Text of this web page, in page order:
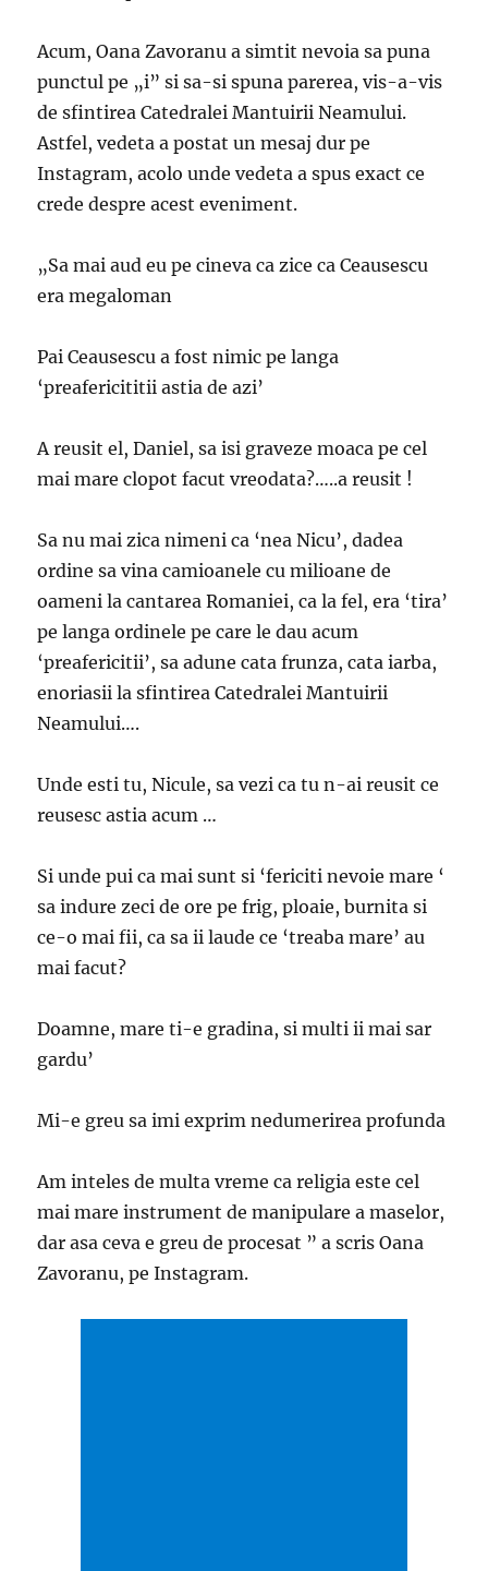
Acum, Oana Zavoranu a simtit nevoia sa puna
punctul pe „i” si sa-si spuna parerea, vis-a-vis
de sfintirea Catedralei Mantuirii Neamului.
Astfel, vedeta a postat un mesaj dur pe
Instagram, acolo unde vedeta a spus exact ce
crede despre acest eveniment.
„Sa mai aud eu pe cineva ca zice ca Ceausescu
era megaloman
Pai Ceausescu a fost nimic pe langa
‘preafericititii astia de azi’
A reusit el, Daniel, sa isi graveze moaca pe cel
mai mare clopot facut vreodata?…..a reusit !
Sa nu mai zica nimeni ca ‘nea Nicu’, dadea
ordine sa vina camioanele cu milioane de
oameni la cantarea Romaniei, ca la fel, era ‘tira’
pe langa ordinele pe care le dau acum
‘preafericitii’, sa adune cata frunza, cata iarba,
enoriasii la sfintirea Catedralei Mantuirii
Neamului….
Unde esti tu, Nicule, sa vezi ca tu n-ai reusit ce
reusesc astia acum …
Si unde pui ca mai sunt si ‘fericiti nevoie mare ‘
sa indure zeci de ore pe frig, ploaie, burnita si
ce-o mai fii, ca sa ii laude ce ‘treaba mare’ au
mai facut?
Doamne, mare ti-e gradina, si multi ii mai sar
gardu’
Mi-e greu sa imi exprim nedumerirea profunda
Am inteles de multa vreme ca religia este cel
mai mare instrument de manipulare a maselor,
dar asa ceva e greu de procesat ” a scris Oana
Zavoranu, pe Instagram.